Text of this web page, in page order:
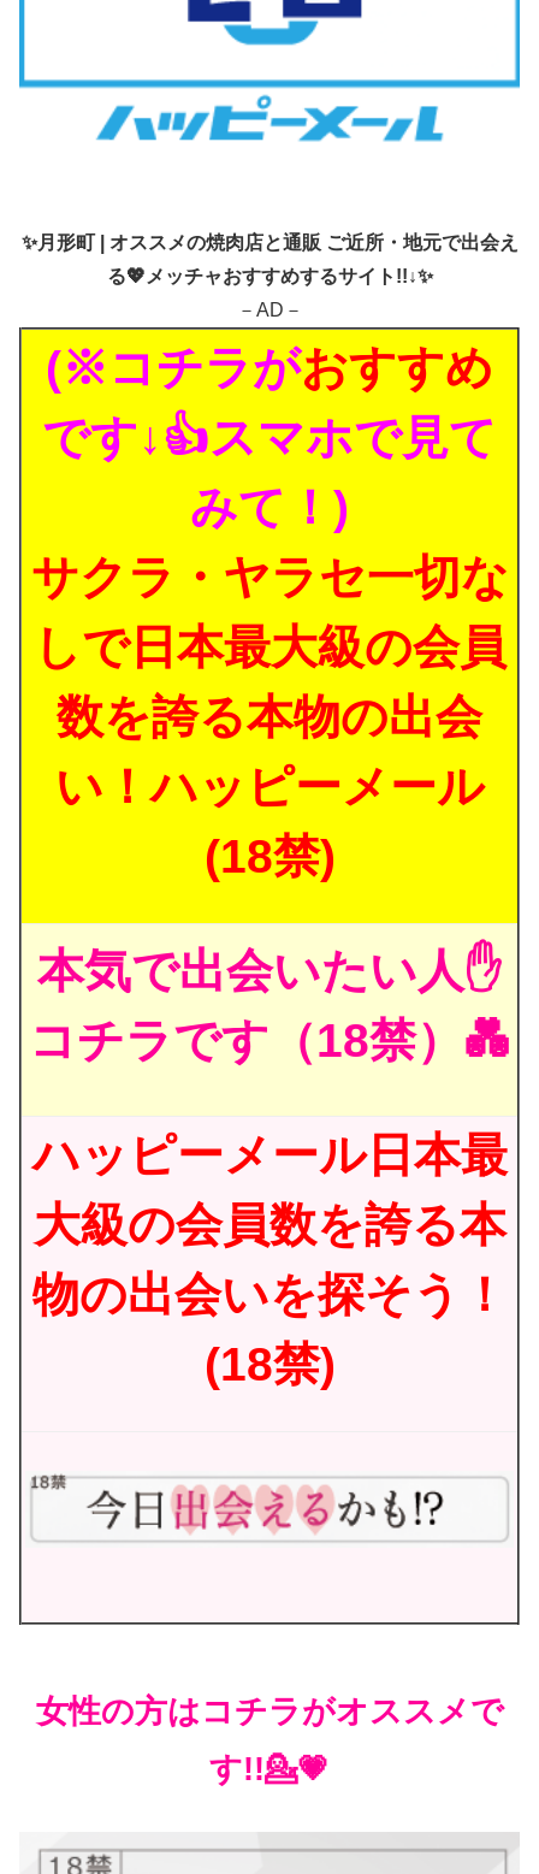
✨月形町 | オススメの焼肉店と通販 ご近所・地元で出会え
る💖メッチャおすすめするサイト!!↓✨
－AD－
(※コチラがおすすめ
です↓👍スマホで見て
みて！)
サクラ・ヤラセ一切な
しで日本最大級の会員
数を誇る本物の出会
い！ハッピーメール
(18禁)
本気で出会いたい人✋
コチラです（18禁）💑
ハッピーメール日本最
大級の会員数を誇る本
物の出会いを探そう！
(18禁)
女性の方はコチラがオススメで
す!!💁💗